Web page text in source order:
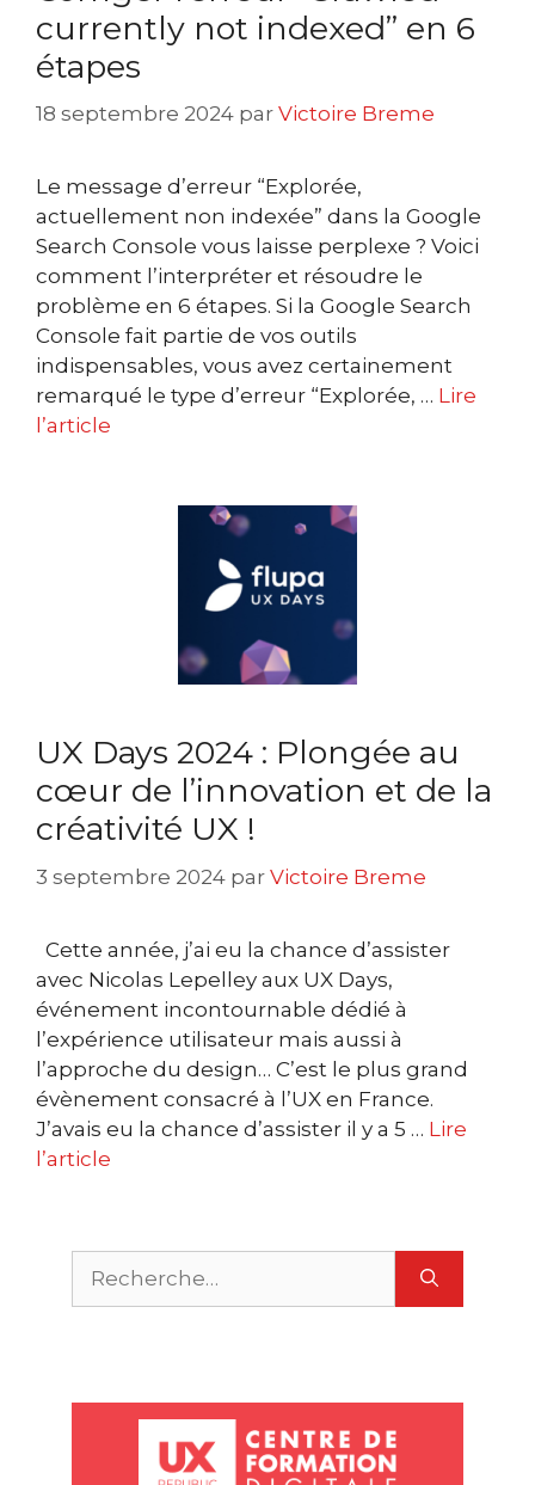
currently not indexed” en 6
étapes
18 septembre 2024 par Victoire Breme
Le message d’erreur “Explorée,
actuellement non indexée” dans la Google
Search Console vous laisse perplexe ? Voici
comment l’interpréter et résoudre le
problème en 6 étapes. Si la Google Search
Console fait partie de vos outils
indispensables, vous avez certainement
remarqué le type d’erreur “Explorée, … Lire
l’article
UX Days 2024 : Plongée au
cœur de l’innovation et de la
créativité UX !
3 septembre 2024 par Victoire Breme
Cette année, j’ai eu la chance d’assister
avec Nicolas Lepelley aux UX Days,
événement incontournable dédié à
l’expérience utilisateur mais aussi à
l’approche du design… C’est le plus grand
évènement consacré à l’UX en France.
J’avais eu la chance d’assister il y a 5 … Lire
l’article
L
Scrum Master
Se
r
vi ceDesi
gn